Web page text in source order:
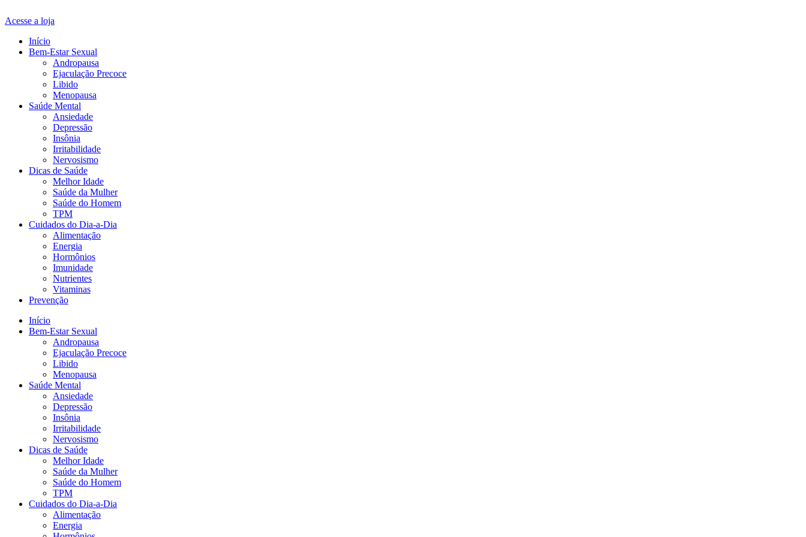
Acesse a loja
Início
Bem-Estar Sexual
Andropausa
Ejaculação Precoce
Libido
Menopausa
Saúde Mental
Ansiedade
Depressão
Insônia
Irritabilidade
Nervosismo
Dicas de Saúde
Melhor Idade
Saúde da Mulher
Saúde do Homem
TPM
Cuidados do Dia-a-Dia
Alimentação
Energia
Hormônios
Imunidade
Nutrientes
Vitaminas
Prevenção
Início
Bem-Estar Sexual
Andropausa
Ejaculação Precoce
Libido
Menopausa
Saúde Mental
Ansiedade
Depressão
Insônia
Irritabilidade
Nervosismo
Dicas de Saúde
Melhor Idade
Saúde da Mulher
Saúde do Homem
TPM
Cuidados do Dia-a-Dia
Alimentação
Energia